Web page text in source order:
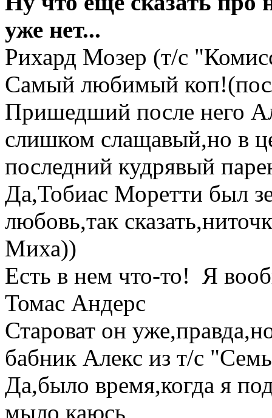
уже нет...
Рихард Мозер (т/с
Самый любимый
Пришедший после него
слишком слащавый,но в
последний кудрявый
Да,Тобиас Моретти был
любовь,так
Миха))
Есть в нем что-то! Я
Томас Андерс
Староват он
бабник Алекс из т/с
Да,было время,когда я
мыло,каюсь